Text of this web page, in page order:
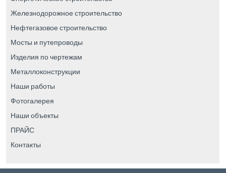
Железнодорожное строительство
Нефтегазовое строительство
Мосты и путепроводы
Изделия по чертежам
Металлоконструкции
Наши работы
Фотогалерея
Наши объекты
ПРАЙС
Контакты